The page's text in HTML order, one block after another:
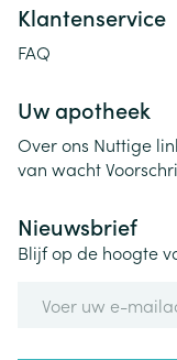
Klantenservice
FAQ
Uw apotheek
Over ons Nuttige
van wacht
Nieuwsbrief
Blijf op de hoogte